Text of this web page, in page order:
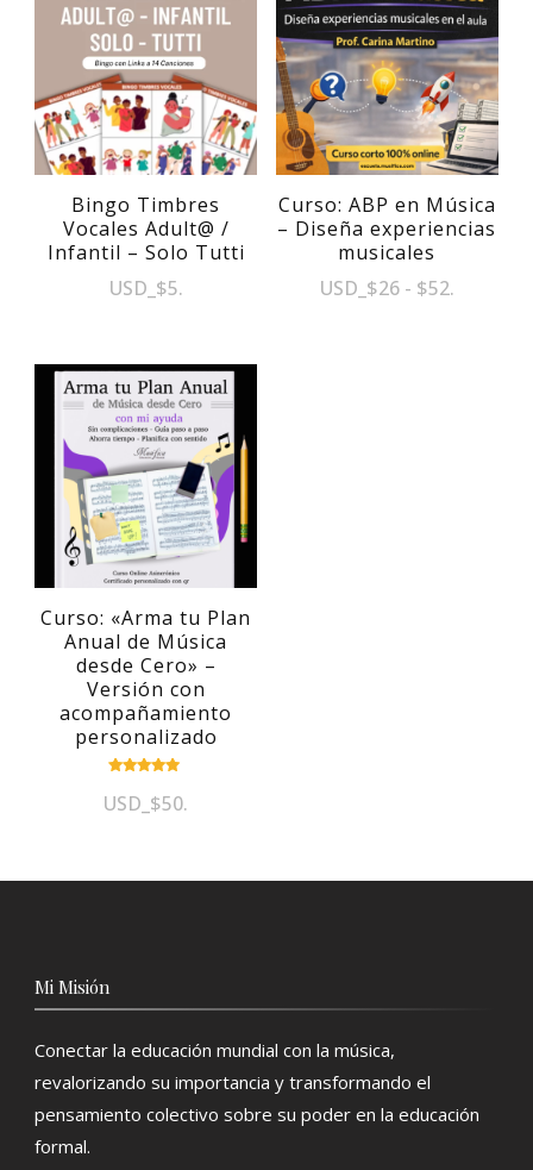
Bingo Timbres
Vocales Adult@ /
Infantil – Solo Tutti
USD $5.
Curso: ABP en Música
– Diseña experiencias
musicales
USD $26 - $52Rango
.
Curso: «Arma tu Plan
Anual de Música
desde Cero» –
Versión con
acompañamiento
personalizado
con
5.00
USD $50.
Mi Misión
Conectar la educación mundial con la música,
revalorizando su importancia y transformando el
pensamiento colectivo sobre su poder en la educación
formal.